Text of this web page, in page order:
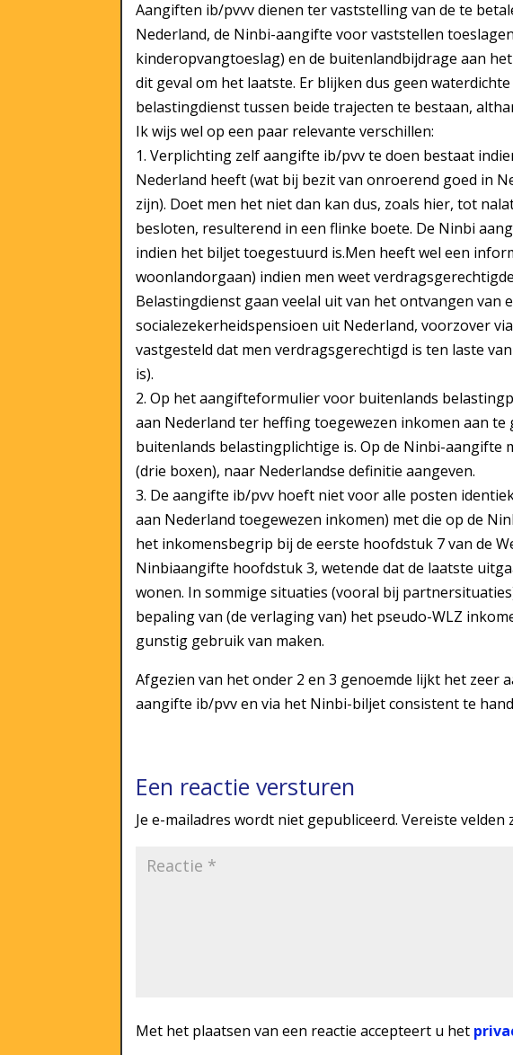
Aangiften ib/pvvv dienen ter vaststelling van de te
Nederland, de Ninbi-aangifte voor vaststellen
kinderopvangtoeslag) en de buitenlandbijdrage aan
dit geval om het laatste. Er blijken dus geen
belastingdienst tussen beide trajecten te bestaan,
Ik wijs wel op een paar relevante verschillen:
1. Verplichting zelf aangifte ib/pvv te doen bestaat
Nederland heeft (wat bij bezit van onroerend goed in
zijn). Doet men het niet dan kan dus, zoals hier, tot
besloten, resulterend in een flinke boete. De Ninbi
indien het biljet toegestuurd is.Men heeft wel een
woonlandorgaan) indien men weet
Belastingdienst gaan veelal uit van het ontvangen van
socialezekerheidspensioen uit Nederland, voorzover
vastgesteld dat men verdragsgerechtigd is ten laste
is).
2. Op het aangifteformulier voor buitenlands
aan Nederland ter heffing toegewezen inkomen aan te
buitenlands belastingplichtige is. Op de Ninbi-aangifte
(drie boxen), naar Nederlandse definitie aangeven.
3. De aangifte ib/pvv hoeft niet voor alle posten
aan Nederland toegewezen inkomen) met die op de
het inkomensbegrip bij de eerste hoofdstuk 7 van de
Ninbiaangifte hoofdstuk 3, wetende dat de laatste
wonen. In sommige situaties (vooral bij
bepaling van (de verlaging van) het pseudo-WLZ
gunstig gebruik van maken.
Afgezien van het onder 2 en 3 genoemde lijkt het zeer
aangifte ib/pvv en via het Ninbi-biljet consistent te
Een reactie versturen
Je e-mailadres wordt niet gepubliceerd. Vereiste
Met het plaatsen van een reactie accepteert u het